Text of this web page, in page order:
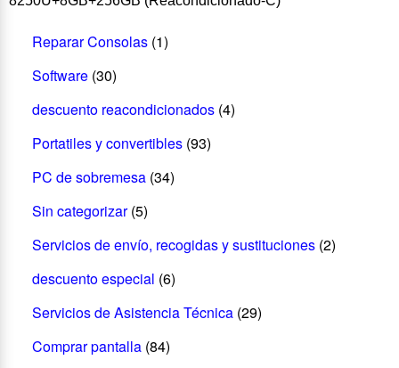
Reparar Consolas (1)
Software (30)
descuento reacondicionados (4)
Portatiles y convertibles (93)
PC de sobremesa (34)
Sin categorizar (5)
Servicios de envío, recogidas y sustituciones (2)
descuento especial (6)
Servicios de Asistencia Técnica (29)
Comprar pantalla (84)